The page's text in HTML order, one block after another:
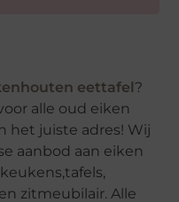
eettafel?
alle oud eiken
het juiste adres! Wij
aanbod aan eiken
zitmeubilair. Alle